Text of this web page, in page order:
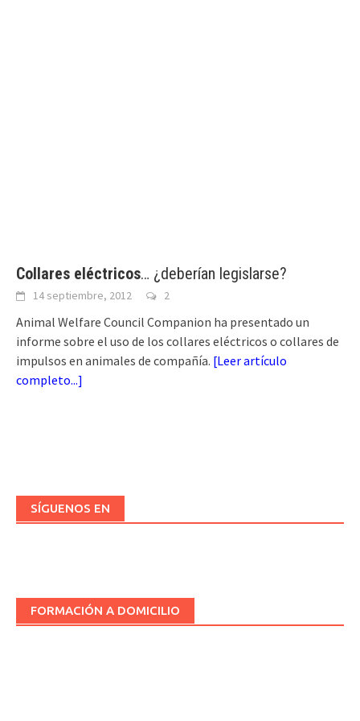
Collares eléctricos… ¿deberían legislarse?
14 septiembre, 2012 2
Animal Welfare Council Companion ha presentado un
informe sobre el uso de los collares eléctricos o collares de
impulsos en animales de compañía. [Leer artículo
completo...]
SÍGUENOS EN
FORMACIÓN A DOMICILIO